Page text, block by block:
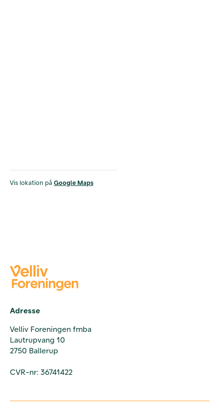
Vis lokation på Google Maps
Adresse
Velliv Foreningen fmba
Lautrupvang 10
2750 Ballerup
CVR-nr: 36741422